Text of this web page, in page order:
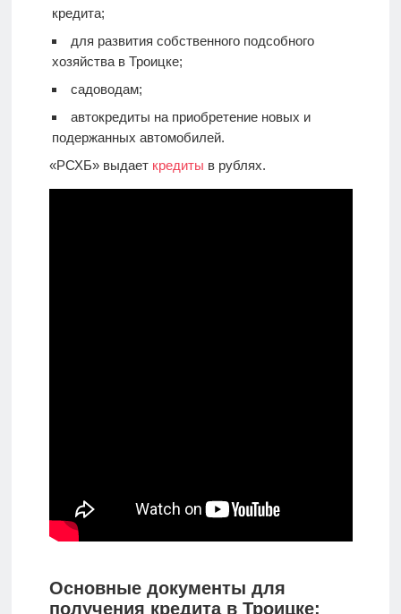
кредита;
для развития собственного подсобного
хозяйства в Троицке;
садоводам;
автокредиты на приобретение новых и
подержанных автомобилей.
«РСХБ» выдает кредиты в рублях.
Основные документы для
получения кредита в Троицке: